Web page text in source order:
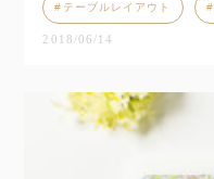
テーブルレイアウト
2018/06/14